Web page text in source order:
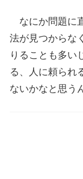
なにか問題に
法が見つからな
りることも多い
る、人に頼られ
ないかなと思う